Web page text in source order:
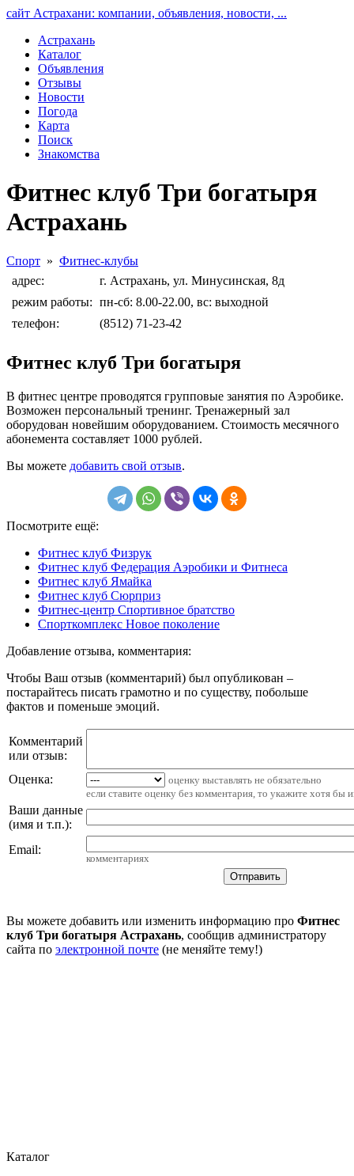
сайт Астрахани: компании, объявления, новости, ...
Астрахань
Каталог
Объявления
Отзывы
Новости
Погода
Карта
Поиск
Знакомства
Фитнес клуб Три богатыря
Астрахань
Спорт » Фитнес-клубы
адрес:
г. Астрахань, ул. Минусинская, 8д
режим работы: пн-сб: 8.00-22.00, вс: выходной
телефон:
(8512) 71-23-42
Фитнес клуб Три богатыря
В фитнес центре проводятся групповые занятия по Аэробике.
Возможен персональный тренинг. Тренажерный зал
оборудован новейшим оборудованием. Стоимость месячного
абонемента составляет 1000 рублей.
Вы можете добавить свой отзыв.
Посмотрите ещё:
Фитнес клуб Физрук
Фитнес клуб Федерация Аэробики и Фитнеса
Фитнес клуб Ямайка
Фитнес клуб Сюрприз
Фитнес-центр Спортивное братство
Спорткомплекс Новое поколение
Добавление отзыва, комментария:
Чтобы Ваш отзыв (комментарий) был опубликован –
постарайтесь писать грамотно и по существу, побольше
фактов и поменьше эмоций.
Комментарий
или отзыв:
Оценка:
оценку выставлять не обязательно
если ставите оценку без комментария, то укажите хотя бы
Ваши данные
(имя и т.п.):
Email:
комментариях
Вы можете добавить или изменить информацию про Фитнес
клуб Три богатыря Астрахань, сообщив администратору
сайта по электронной почте (не меняйте тему!)
Каталог